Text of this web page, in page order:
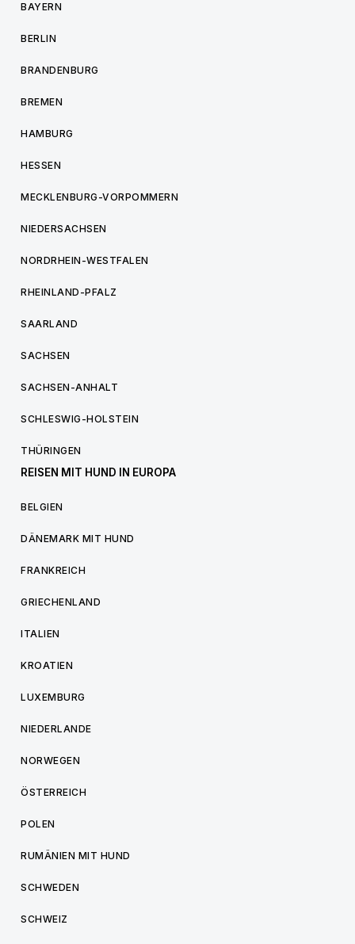
BAYERN
BERLIN
BRANDENBURG
BREMEN
HAMBURG
HESSEN
MECKLENBURG-VORPOMMERN
NIEDERSACHSEN
NORDRHEIN-WESTFALEN
RHEINLAND-PFALZ
SAARLAND
SACHSEN
SACHSEN-ANHALT
SCHLESWIG-HOLSTEIN
THÜRINGEN
REISEN MIT HUND IN EUROPA
BELGIEN
DÄNEMARK MIT HUND
FRANKREICH
GRIECHENLAND
ITALIEN
KROATIEN
LUXEMBURG
NIEDERLANDE
NORWEGEN
ÖSTERREICH
POLEN
RUMÄNIEN MIT HUND
SCHWEDEN
SCHWEIZ